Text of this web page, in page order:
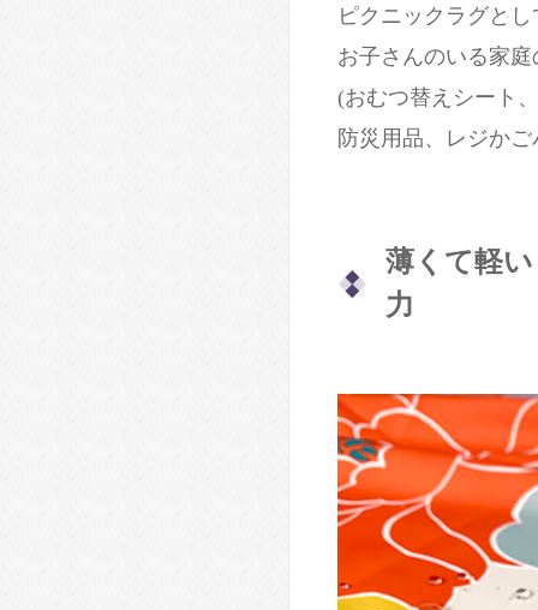
ピクニックラグとし
お子さんのいる家
(おむつ替えシート
防災用品、レジか
薄くて軽
力